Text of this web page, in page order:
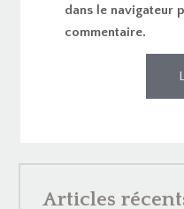
dans le navigateur
commentaire.
Articles